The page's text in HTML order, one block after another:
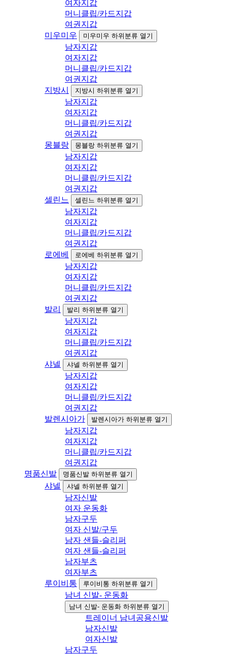
여자지갑
머니클립/카드지갑
여권지갑
미우미우
미우미우 하위분류 열기
남자지갑
여자지갑
머니클립/카드지갑
여권지갑
지방시
지방시 하위분류 열기
남자지갑
여자지갑
머니클립/카드지갑
여권지갑
몽블랑
몽블랑 하위분류 열기
남자지갑
여자지갑
머니클립/카드지갑
여권지갑
셀린느
셀린느 하위분류 열기
남자지갑
여자지갑
머니클립/카드지갑
여권지갑
로에베
로에베 하위분류 열기
남자지갑
여자지갑
머니클립/카드지갑
여권지갑
발리
발리 하위분류 열기
남자지갑
여자지갑
머니클립/카드지갑
여권지갑
샤넬
샤넬 하위분류 열기
남자지갑
여자지갑
머니클립/카드지갑
여권지갑
발렌시아가
발렌시아가 하위분류 열기
남자지갑
여자지갑
머니클립/카드지갑
여권지갑
명품신발
명품신발 하위분류 열기
샤넬 샤넬 하위분류 열기
남자신발
여자 운동화
남자구두
여자 신발/구두
남자 샌들-슬리퍼
여자 샌들-슬리퍼
남자부츠
여자부츠
루이비통
루이비통 하위분류 열기
남녀 신발- 운동화
남녀 신발- 운동화 하위분류 열기
트레이너 남녀공용신발
남자신발
여자신발
남자구두